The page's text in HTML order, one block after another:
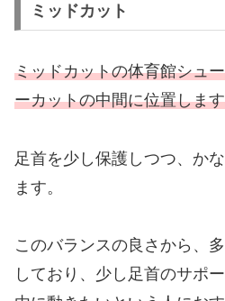
ミッドカット
ミッドカットの体育館シュ
ーカットの中間に位置しま
足首を少し保護しつつ、か
ます。
このバランスの良さから、
しており、少し足首のサポ